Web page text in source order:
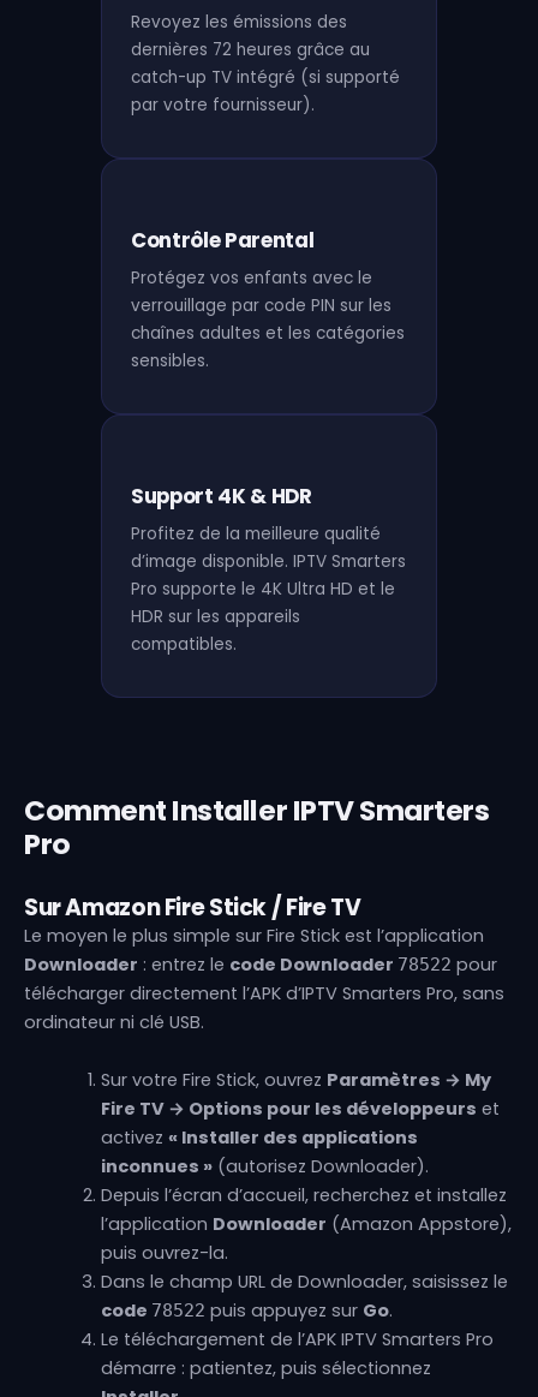
Revoyez les émissions des
dernières 72 heures grâce au
catch-up TV intégré (si supporté
par votre fournisseur).
Contrôle Parental
Protégez vos enfants avec le
verrouillage par code PIN sur les
chaînes adultes et les catégories
sensibles.
Support 4K & HDR
Profitez de la meilleure qualité
d’image disponible. IPTV Smarters
Pro supporte le 4K Ultra HD et le
HDR sur les appareils
compatibles.
Comment Installer IPTV Smarters
Pro
Sur Amazon Fire Stick / Fire TV
Le moyen le plus simple sur Fire Stick est l’application
Downloader : entrez le code Downloader 78522 pour
télécharger directement l’APK d’IPTV Smarters Pro, sans
ordinateur ni clé USB.
Sur votre Fire Stick, ouvrez Paramètres → My
Fire TV → Options pour les développeurs et
activez « Installer des applications
inconnues »(autorisez Downloader).
Depuis l’écran d’accueil, recherchez et installez
l’application Downloader (Amazon Appstore),
puis ouvrez-la.
Dans le champ URL de Downloader, saisissez le
code 78522 puis appuyez sur Go.
Le téléchargement de l’APK IPTV Smarters Pro
démarre : patientez, puis sélectionnez